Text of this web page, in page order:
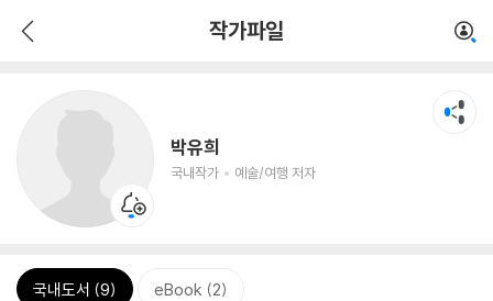
작가파일
박유희
국내작가 예술/여행 저자
국내도서 (9) eBook (2)